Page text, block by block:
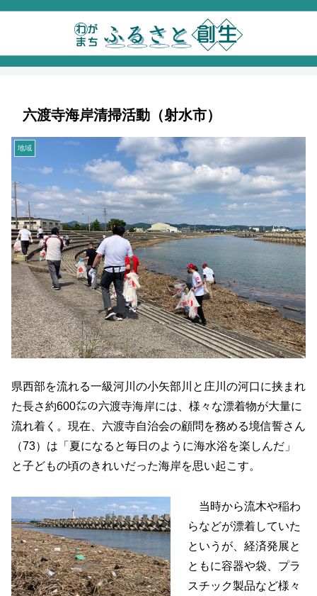
六渡寺海岸清掃活動（射水市）
地域
県西部を流れる一級河川の小矢部川と庄川の河口に挟まれ
た長さ約600㍍の六渡寺海岸には、様々な漂着物が大量に
流れ着く。現在、六渡寺自治会の顧問を務める境信誓さん
（73）は「夏になると毎日のように海水浴を楽しんだ」
と子どもの頃のきれいだった海岸を思い起こす。
当時から流木や稲わ
らなどが漂着していた
というが、経済発展と
ともに容器や袋、プラ
スチック製品など様々